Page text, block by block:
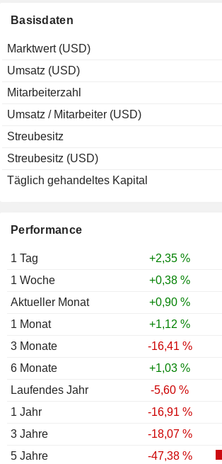
Performance
1 Tag
+2,35 %
1 Woche
+0,38 %
Aktueller Monat
+0,90 %
1 Monat
+1,12 %
3 Monate
-16,41 %
6 Monate
+1,03 %
Laufendes Jahr
-5,60 %
1 Jahr
-16,91 %
3 Jahre
-18,07 %
5 Jahre
-47,38 %
Basisdaten
Marktwert (USD)
Umsatz (USD)
Mitarbeiterzahl
Umsatz / Mitarbeiter (USD)
Streubesitz
Streubesitz (USD)
Täglich gehandeltes Kapital
1999